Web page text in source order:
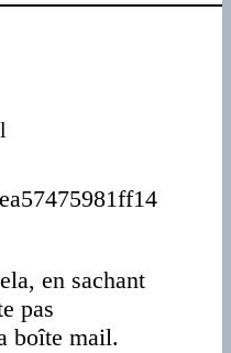
en sachant
pas
boîte mail.